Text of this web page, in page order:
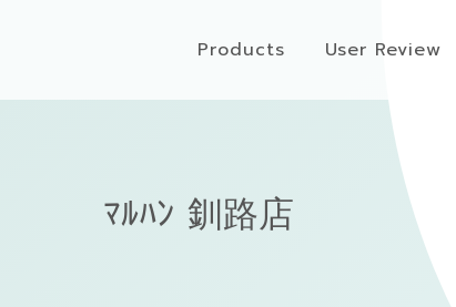
Products User Review
ﾏﾙﾊﾝ 釧路店